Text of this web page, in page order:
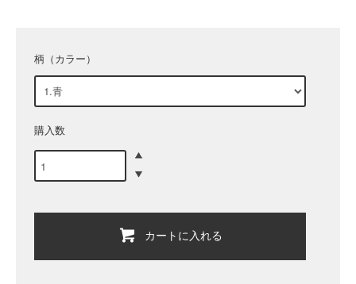
柄（カラー）
購入数
カートに入れる